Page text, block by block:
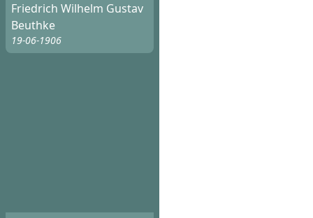
Friedrich Wilhelm Gustav
Beuthke
19-06-1906